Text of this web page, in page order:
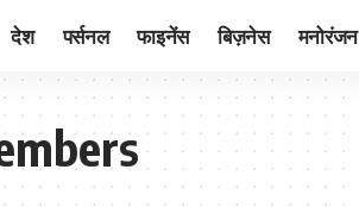
देश पर्सनल फाइनेंस बिज़नेस मनोरंजन